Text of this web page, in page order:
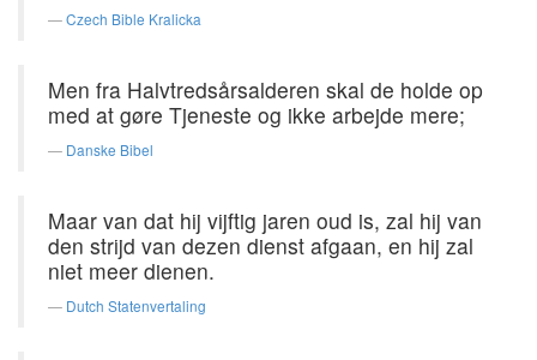
Czech Bible Kralicka
Men fra Halvtredsårsalderen skal de holde op
med at gøre Tjeneste og ikke arbejde mere;
Danske Bibel
Maar van dat hij vijftig jaren oud is, zal hij van
den strijd van dezen dienst afgaan, en hij zal
niet meer dienen.
Dutch Statenvertaling